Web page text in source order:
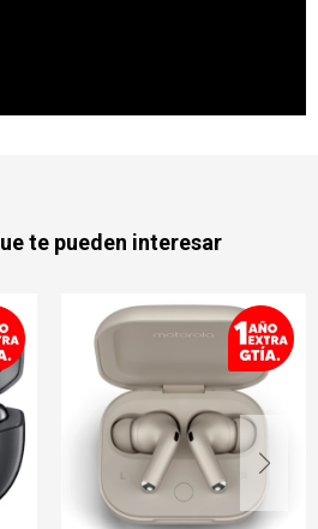
te pueden interesar